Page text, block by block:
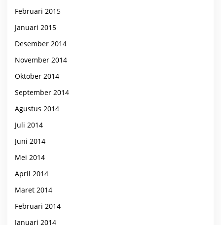
Februari 2015
Januari 2015
Desember 2014
November 2014
Oktober 2014
September 2014
Agustus 2014
Juli 2014
Juni 2014
Mei 2014
April 2014
Maret 2014
Februari 2014
Januari 2014